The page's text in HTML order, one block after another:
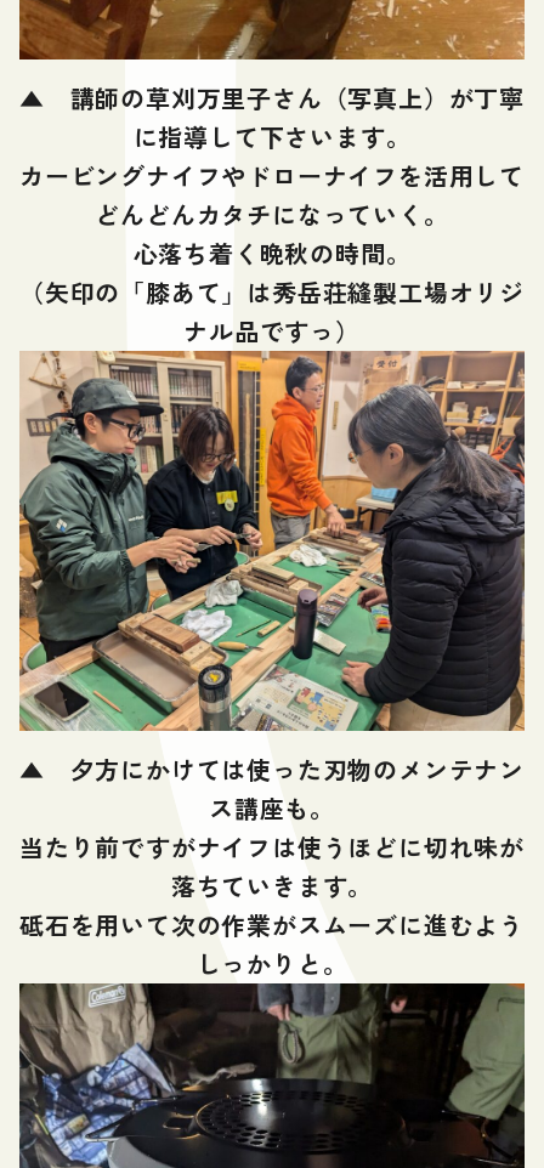
▲ 講師の草刈万里子さん（写真上）が丁寧
に指導して下さいます。
カービングナイフやドローナイフを活用して
どんどんカタチになっていく。
心落ち着く晩秋の時間。
（矢印の「膝あて」は秀岳荘縫製工場オリジ
ナル品ですっ）
▲ 夕方にかけては使った刃物のメンテナン
ス講座も。
当たり前ですがナイフは使うほどに切れ味が
落ちていきます。
砥石を用いて次の作業がスムーズに進むよう
しっかりと。